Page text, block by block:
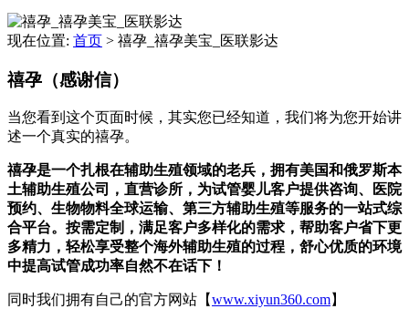
现在位置: 首页 > 禧孕_禧孕美宝_医联影达
禧孕（感谢信）
当您看到这个页面时候，其实您已经知道，我们将为您开始讲
述一个真实的禧孕。
禧孕是一个扎根在辅助生殖领域的老兵，拥有美国和俄罗斯本
土辅助生殖公司，直营诊所，为试管婴儿客户提供咨询、医院
预约、生物物料全球运输、第三方辅助生殖等服务的一站式综
合平台。按需定制，满足客户多样化的需求，帮助客户省下更
多精力，轻松享受整个海外辅助生殖的过程，舒心优质的环境
中提高试管成功率自然不在话下！
同时我们拥有自己的官方网站【www.xiyun360.com】